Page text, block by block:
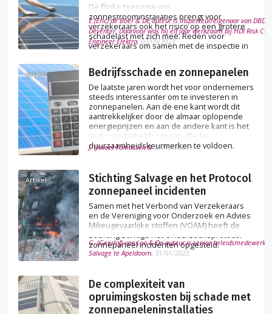
De flinke toename van
zonnestroominstallaties brengt voor
verzekeraars ook het risico op een grotere
schadelast met zich mee. Reden voor
verzekeraars om samen met de inspectie in
certificatieregeling voor de inspectie van PV-
installaties te ontwikkelen, SCIOS Scope 12.
E.(Eric) de Boer & De auteur is inspecteur/eigenaar van
Deventer. Daarvoor was hij elf jaar werkzaam bij HDI Risk
Engineer Elektra. 02/05/2023
Artikel Bedrijfsschade en zonnepanelen
De laatste jaren wordt het voor ondernemers
steeds interessanter om te investeren in
zonnepanelen. Aan de ene kant wordt dit
aantrekkelijker door de almaar oplopende
energieprijzen en aan de andere kant is het
vaak noodzakelijk om aan allerlei
duurzaamheidskeurmerken te voldoen.
J. (Josee) Tomassen &28/03/2023
Artikel
Stichting Salvage en het Protocol
zonnepaneel incidenten
Samen met het Verbond van Verzekeraars
en de Vereniging voor Onderzoek en Advies
Milieugevaarlijke stoffen (VOAM) heeft de
Stichting Salvage het Onderzoeksprotocol
zonnepaneel incidenten opgesteld.
G. (Geerlof) van Loo & De auteur is senior
Salvage te Apeldoorn. 31/01/2023
Artikel
De complexiteit van
opruimingskosten bij schade met
zonnepaneleninstallaties